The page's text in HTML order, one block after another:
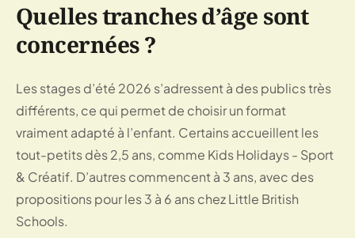
Quelles tranches d’âge sont
concernées ?
Les stages d’été 2026 s’adressent à des publics très
différents, ce qui permet de choisir un format
vraiment adapté à l’enfant. Certains accueillent les
tout-petits dès 2,5 ans, comme Kids Holidays - Sport
& Créatif. D’autres commencent à 3 ans, avec des
propositions pour les 3 à 6 ans chez Little British
Schools.